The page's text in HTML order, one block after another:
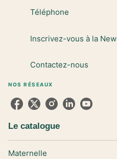
Téléphone
Inscrivez-vous à la
Contactez-nous
NOS RÉSEAUX
Le catalogue
Maternelle